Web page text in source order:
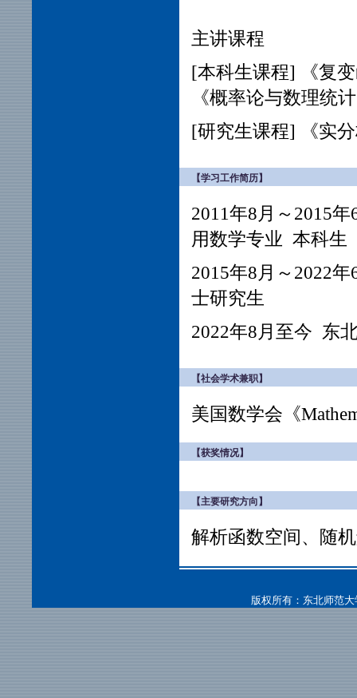
主讲课程
[本科生课程] 《复
《概率论与数理统
[研究生课程] 《实
【学习工作简历】
2011年8月～2015
用数学专业 本科生
2015年8月～2022
士研究生
2022年8月至今 东
【社会学术兼职】
美国数学会《
【获奖情况】
【主要研究方向】
解析函数空间、随
版权所有：东北师范